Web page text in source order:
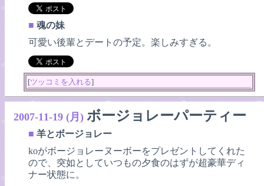
■ 魂の妹
可愛い後輩とデートの予定。楽しみすぎる。
[ツッコミを入れる]
2007-11-19 (月) ボージョレーパーティー
■ 羊とボージョレー
koがボージョレーヌーボーをプレゼントしてくれた
ので、突如としていつもの夕食のはずが超豪華ディ
ナー状態に。